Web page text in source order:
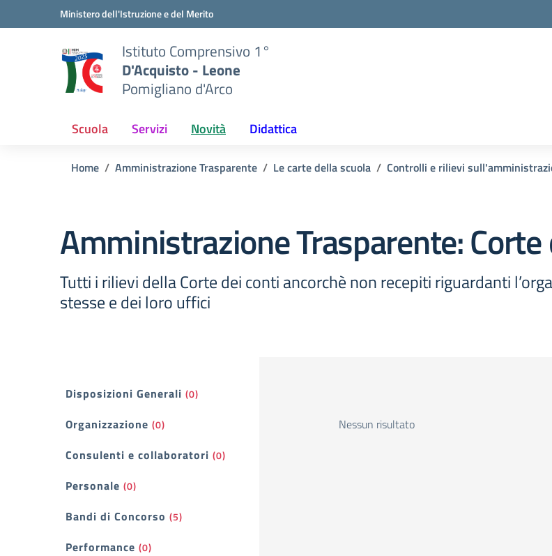
Vai ai contenuti
Vai al menu di navigazioneMinistero dell'Istruzione e del Merito
Istituto Comprensivo 1°
D'Acquisto - Leone
Pomigliano d'Arco
Scuola Servizi Novità Didattica
Home Amministrazione Trasparente Le carte della scuola Controlli e rilievi
Amministrazione Trasparente:
Tutti i rilievi della Corte dei conti ancorchè non recepiti riguardanti
stesse e dei loro uffici
Filtri
Disposizioni Generali (0)
Organizzazione (0)
Consulenti e collaboratori (0)
Personale (0)
Bandi di Concorso (5)
Performance (0)
Nessun risultato